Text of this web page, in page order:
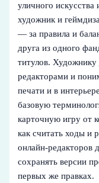
уличного
художник и
— за правила и
друга из одного
титулов. Художнику
редакторами и
печати и в
базовую
карточную игру от
как считать ходы
онлайн-редакторов
сохранять версии
первых же правках.